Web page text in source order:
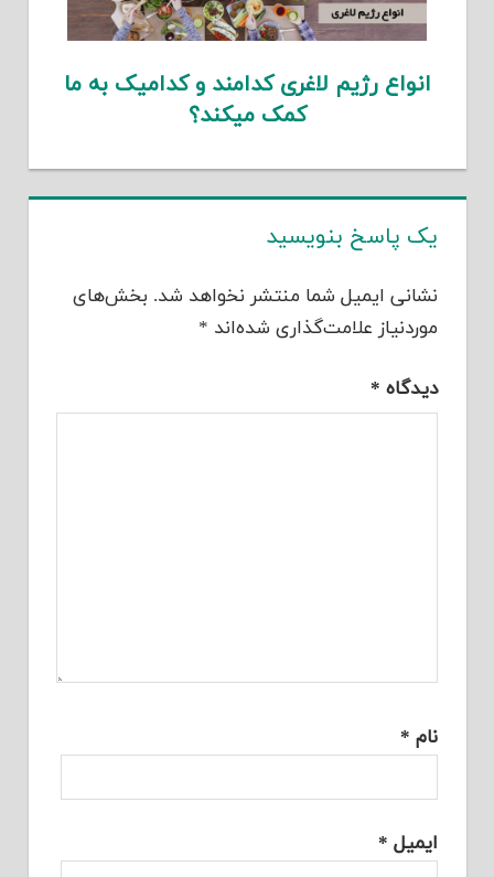
انواع رژیم لاغری کدامند و کدامیک به ما
کمک میکند؟
یک پاسخ بنویسید
نشانی ایمیل شما منتشر نخواهد شد. بخش‌های
موردنیاز علامت‌گذاری شده‌اند *
دیدگاه *
نام *
ایمیل *